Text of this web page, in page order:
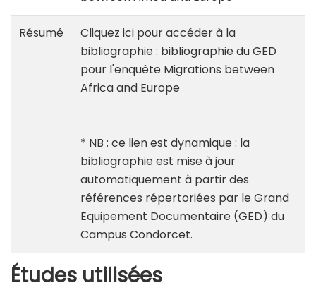
Résumé
Cliquez ici pour accéder à la
bibliographie : bibliographie du GED
pour l'enquête Migrations between
Africa and Europe
* NB : ce lien est dynamique : la
bibliographie est mise à jour
automatiquement à partir des
références répertoriées par le Grand
Equipement Documentaire (GED) du
Campus Condorcet.
Études utilisées